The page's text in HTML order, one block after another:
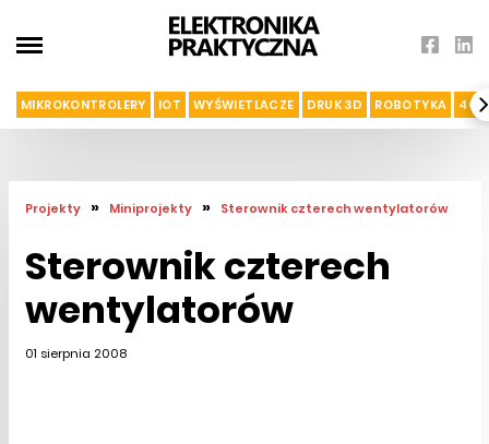
MIKROKONTROLERY IOT WYŚWIETLACZE DRUK 3D ROBOTYKA 4G I
Projekty » Miniprojekty » Sterownik czterech wentylatorów
Sterownik czterech
wentylatorów
01 sierpnia 2008